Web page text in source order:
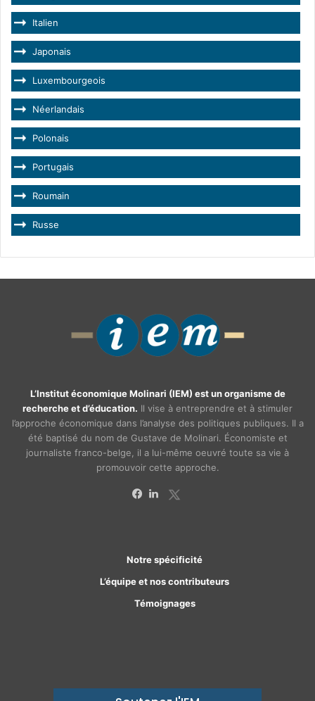
Italien
Japonais
Luxembourgeois
Néerlandais
Polonais
Portugais
Roumain
Russe
L’Institut économique Molinari (IEM) est un organisme de
recherche et d’éducation. Il vise à entreprendre et à stimuler
l’approche économique dans l’analyse des politiques publiques. Il a
été baptisé du nom de Gustave de Molinari. Économiste et
journaliste franco-belge, il a lui-même oeuvré toute sa vie à
promouvoir cette approche.
Notre spécificité
L’équipe et nos contributeurs
Témoignages